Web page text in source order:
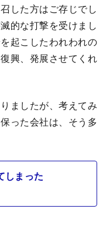
した方はご存じでし
的な打撃を受けまし
起こしたわれわれの
興、発展させてくれ
ましたが、考えてみ
った会社は、そう多
しまった